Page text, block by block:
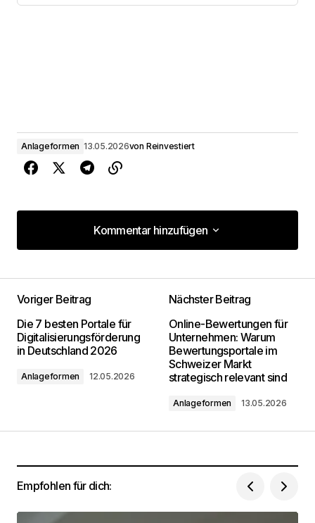
Anlageformen 13.05.2026von Reinvestiert
Kommentar hinzufügen
Kommentar hinzufügen
Deine E-Mail-Adresse wird nicht
veröffentlicht. Erforderliche Felder sind mit*
markiert
Kommentar*
Dein Name*
Deine Email Adresse*
Voriger Beitrag
Die 7 besten Portale für
Digitalisierungsförderung
in Deutschland 2026
Anlageformen 12.05.2026
Nächster Beitrag
Online-Bewertungen für
Unternehmen: Warum
Bewertungsportale im
Schweizer Markt
strategisch relevant sind
Anlageformen 13.05.2026
Empfohlen für dich: